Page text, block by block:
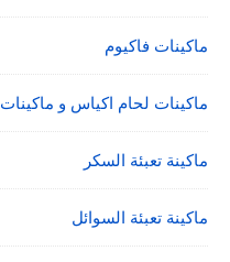
ماكينات فاكيوم
ماكينات لحام اكياس و ماكينات
ماكينة تعبئة السكر
ماكينة تعبئة السوائل